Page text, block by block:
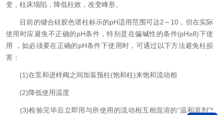
变，柱床塌陷，降低柱效，改变峰形。
目前的键合硅胶色谱柱标示的pH适用范围可达2～10，但在实际
使用时应避免不正确的pH条件，特别是在偏碱性的条件(pH≥8)下使
用 ，如必须要在正确的pH条件下使用时，可通过以下方法避免柱损
害：
(1)在泵和进样阀之间加装预柱(饱和柱)来饱和流动相
(2)降低使用温度
(3)检验完毕后立即用与所使用的流动相互相混溶的“温和溶剂”*